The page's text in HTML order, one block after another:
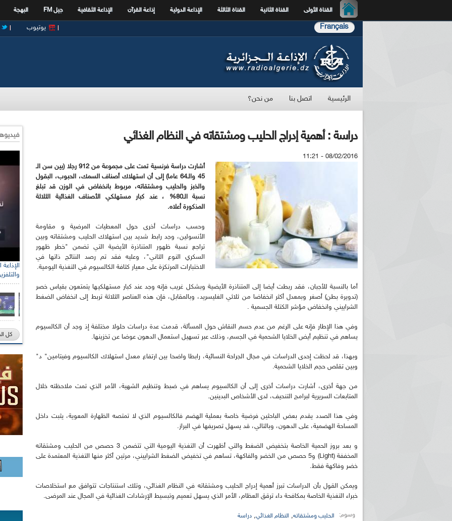
القناة الأولى القناة الثانية القناة الثالثة الإذاعة الدولية إذاعة القرآن الإذاعة الثقافية جيل FM البهجة
Français يوتيوب
الرئيسية اتصل بنا من نحن؟
دراسة : أهمية إدراج الحليب ومشتقاته في النظام الغذائي
08/02/2016 - 11:21
أشارت دراسة فرنسيةتمت على
مجموعة من 912 رجلا (بين سن الـ
45 والـ64 عاما) إلى أن استهلاك أصناف السمك، الحبوب، البقول
والخبز والحليب ومشتقاته، مربوط بانخفاض في الوزن قد تبلغ
نسبة الـ80% ، عند كبار مستهلكي الأصناف الغذائية الثلاثة
المذكورة أعلاه.
وحسب دراسات أخرى حول المعطيات المرضية و مقاومة
الأنسولين، وجد رابط شديد بين استهلاك الحليب ومشتقاته وبين
تراجع نسبة ظهور المتناذرة الأيضية التي تضمن "خطر ظهور
السكري النوع الثاني"، وعليه فقد تم رصد النتائج ذاتها في
الاختبارات المرتكزة على معيار كثافة الكالسيوم في التغذية اليومية.
أما بالنسبة للأجبان، فقد ربطت أيضا إلى المتناذرة الأيضية وبشكل غريب فإنه وجد عند كبار مستهلكيها يتمتعون بقياس خصر
(تدويرة بطن) أصغر وبمعدل أكثر انخفاضا من ثلاثي الغليسريد، وبالمقابل، فإن هذه العناصر الثلاثة تربط إلى انخفاض الضغط
الشراييني وانخفاض مؤشر الكتلة الجسمية .
وفي هذا الإطار فإنه على الرغم من عدم حسم النقاش حول المسألة، قدمت عدة دراسات حلولا مختلفة إذ وجد أن الكالسيوم
يساهم في تنظيم أيض الخلايا الشحمية في الجسم، وذلك عبر تسهيل استعمال الدهون عوضا عن تخزينها.
وبهذا، قد لحظت إحدى الدراسات في مجال الجراحة النسائية، رابطا واضحا بين ارتفاع معدل استهلاك الكالسيوم وفيتامين" د"
وبين تقلص حجم الخلايا الشحمية.
من جهة أخرى، أشارت دراسات أخرى إلى أن الكالسيوم يساهم في ضبط وتنظيم الشهية، الأمر الذي تمت ملاحظته خلال
المتابعات السريرية لبرامج التنحيف، لدى الأشخاص البدينين.
وفي هذا الصدد يقدم بعض الباحثين فرضية خاصة بعملية الهضم فالكالسيوم الذي لا تمتصه الظهارة المعوية، يثبت داخل
المساحة الهضمية، على الدهون، وبالتالي، قد يسهل تصريفها في البراز.
و بعد بروز الحمية الخاصة بتخفيض الضغط والتي أظهرت أن التغذية اليومية التي تتضمن 3 حصص من الحليب ومشتقاته
المخففة (Light) و5 حصص من الخضر والفاكهة، تساهم في تخفيض الضغط الشراييني، مرتين أكثر منها التغذية المعتمدة على
خضر وفاكهة فقط.
ويمكن القول بأن الدراسات تبرز أهمية إدراج الحليب ومشتقاته في النظام الغذائي، وتلك استنتاجات تتوافق مع استخلاصات
خبراء التغذية الخاصة بمكافحة داء ترقق العظام، الأمر الذي يسهل تعميم وتبسيط الإرشادات الغذائية في المجال عند المرضى.
وسوم: الحليب ومشتقاته, النظام الغذائي, دراسة
كل